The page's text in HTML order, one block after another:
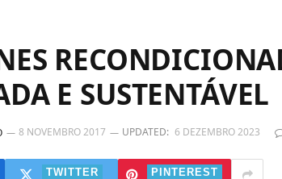
E SUSTENTÁVEL
8 NOVEMBRO 2017 UPDATED: 6 DEZEMBRO 2023
TWITTER PINTEREST